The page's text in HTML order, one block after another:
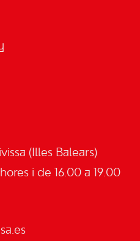
(Illes Balears)
i de 16.00 a 19.00